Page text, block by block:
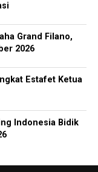
Grand Filano,
2026
Estafet Ketua
Indonesia Bidik